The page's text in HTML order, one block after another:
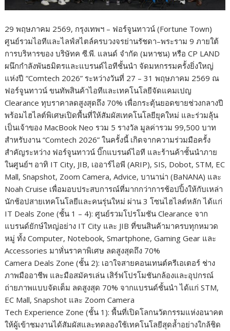
29 พฤษภาคม 2569, กรุงเทพฯ – ฟอร์จูนทาวน์ (Fortune Town)
ศูนย์รวมไอทีและไลฟ์สไตล์ครบวงจรย่านรัชดา–พระราม 9 ภายใต้
การบริหารของ บริษัทค ซี.พี. แลนด์ จำกัด (มหาชน) หรือ CP LAND
ผนึกกำลังพันธมิตรและแบรนด์ไอทีชั้นนำ จัดมหกรรมครั้งยิ่งใหญ่
แห่งปี “Comtech 2026” ระหว่างวันที่ 27 – 31 พฤษภาคม 2569 ณ
ฟอร์จูนทาวน์ ขนทัพสินค้าไอทีและเทคโนโลยีจัดแคมเปญ
Clearance ทุบราคาลดสูงสุดถึง 70% เพื่อกระตุ้นยอดขายช่วงกลางปี
พร้อมไฮไลต์พิเศษเปิดพื้นที่ให้สัมผัสเทคโนโลยียุคใหม่ และร่วมลุ้น
เป็นเจ้าของ MacBook Neo รวม 5 รางวัล มูลค่ารวม 99,500 บาท
สำหรับงาน “Comtech 2026” ในครั้งนี้ เกิดจากความร่วมมือครั้ง
สำคัญระหว่าง ฟอร์จูนทาวน์ บิ๊กแบรนด์ไอที และร้านค้าชั้นนำภาย
ในศูนย์ฯ อาทิ IT City, JIB, เออาร์ไอพี (ARIP), SIS, Dobot, STM, EC
Mall, Snapshot, Zoom Camera, Advice, บานาน่า (BaNANA) และ
Noah Cruise เพื่อมอบประสบการณ์ที่มากกว่าการช้อปปิ้งให้กับเหล่า
นักช้อปสายเทคโนโลยีและคนรุ่นใหม่ ผ่าน 3 โซนไฮไลต์หลัก ได้แก่
IT Deals Zone (ชั้น 1 – 4): ศูนย์รวมโปรโมชัน Clearance จาก
แบรนด์ยักษ์ใหญ่อย่าง IT City และ JIB ที่ขนสินค้ามาครบทุกหมวด
หมู่ ทั้ง Computer, Notebook, Smartphone, Gaming Gear และ
Accessories มาหั่นราคาพิเศษ ลดสูงสุดถึง 70%
Camera Deals Zone (ชั้น 2): เอาใจสายคอนเทนต์ครีเอเตอร์ ช่าง
ภาพมืออาชีพ และมือสมัครเล่น เสิร์ฟโปรโมชันกล้องและอุปกรณ์
ถ่ายภาพแบบจัดเต็ม ลดสูงสุด 70% จากแบรนด์ชั้นนำ ได้แก่ STM,
EC Mall, Snapshot และ Zoom Camera
Tech Experience Zone (ชั้น 1): พื้นที่เปิดโลกนวัตกรรมแห่งอนาคต
ให้ผู้เข้าชมงานได้สัมผัสและทดลองใช้เทคโนโลยีสุดล้ำอย่างใกล้ชิด